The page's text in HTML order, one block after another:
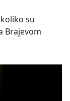
su
Brajevom